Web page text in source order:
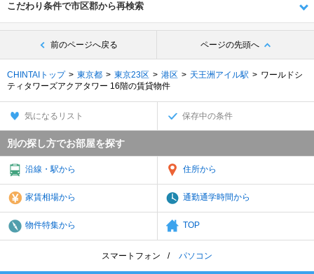
こだわり条件で市区郡から再検索
前のページへ戻る ページの先頭へ
CHINTAIトップ 東京都 東京23区 港区 天王洲アイル駅
ワールドシ
ティタワーズアクアタワー 16階の賃貸物件
気になるリスト 保存中の条件
別の探し方でお部屋を探す
沿線・駅から 住所から
家賃相場から 通勤通学時間から
物件特集から TOP
スマートフォン パソコン